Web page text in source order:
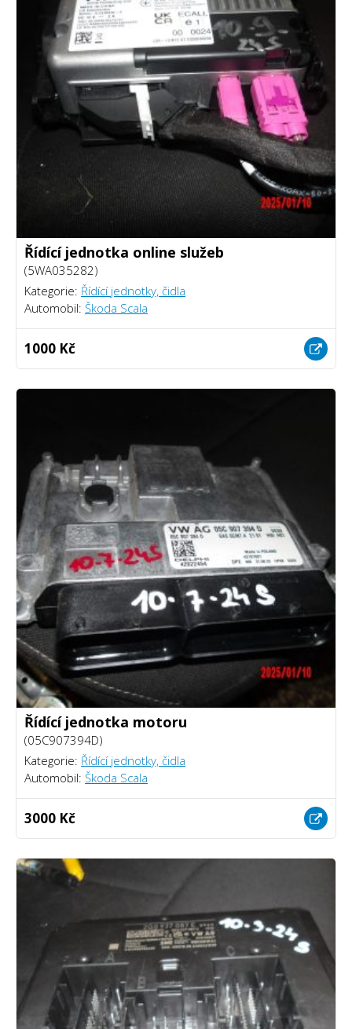
Řídící jednotka online služeb
(5WA035282)
Kategorie: Řídící jednotky, čidla
Automobil: Škoda Scala
1000 Kč
Řídící jednotka motoru
(05C907394D)
Kategorie: Řídící jednotky, čidla
Automobil: Škoda Scala
3000 Kč